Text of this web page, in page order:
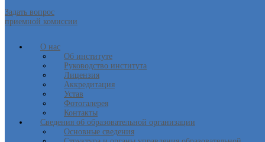
Задать вопрос
приемной комиссии
О нас
Об институте
Руководство института
Лицензия
Аккредитация
Устав
Фотогалерея
Контакты
Сведения об образовательной организации
Основные сведения